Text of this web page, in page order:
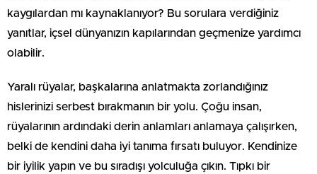
kaygılardan mı kaynaklanıyor? Bu sorulara verdiğiniz
yanıtlar, içsel dünyanızın kapılarından geçmenize yardımcı
olabilir.
Yaralı rüyalar, başkalarına anlatmakta zorlandığınız
hislerinizi serbest bırakmanın bir yolu. Çoğu insan,
rüyalarının ardındaki derin anlamları anlamaya çalışırken,
belki de kendini daha iyi tanıma fırsatı buluyor. Kendinize
bir iyilik yapın ve bu sıradışı yolculuğa çıkın. Tıpkı bir